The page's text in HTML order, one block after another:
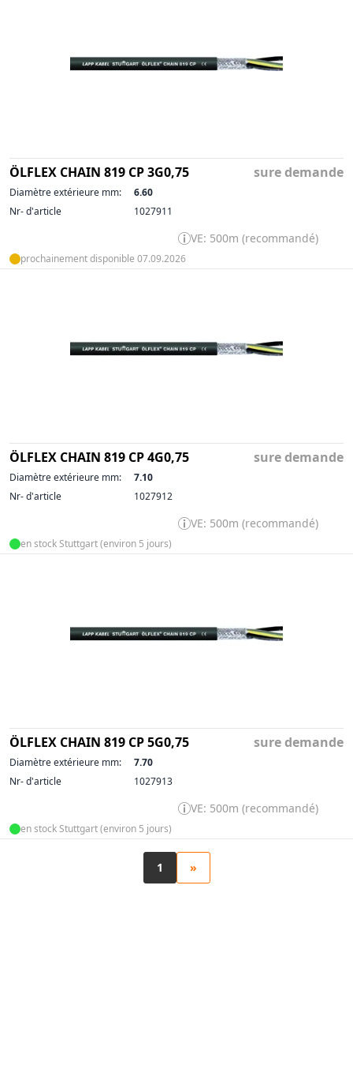
ÖLFLEX CHAIN 819 CP 3G0,75 sure demande
Diamètre extérieure mm:
6.60
Nr- d'article
1027911
VE: 500m (recommandé)
prochainement disponible 07.09.2026
ÖLFLEX CHAIN 819 CP 4G0,75 sure demande
Diamètre extérieure mm:
7.10
Nr- d'article
1027912
VE: 500m (recommandé)
en stock Stuttgart (environ 5 jours)
ÖLFLEX CHAIN 819 CP 5G0,75 sure demande
Diamètre extérieure mm:
7.70
Nr- d'article
1027913
VE: 500m (recommandé)
en stock Stuttgart (environ 5 jours)
1 »